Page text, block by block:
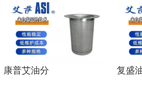
康普艾油分 复盛